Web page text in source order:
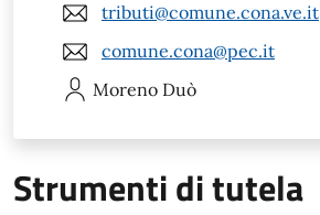
tributi@comune.cona.ve.it
comune.cona@pec.it
Moreno Duò
Strumenti di tutela